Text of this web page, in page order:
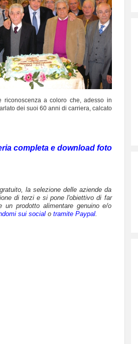
riconoscenza a coloro che, adesso in
dei suoi 60 anni di carriera, calcato
completa e download foto
la selezione delle aziende da
di terzi e si pone l'obiettivo di far
prodotto alimentare genuino e/o
sui socialo tramite Paypal.